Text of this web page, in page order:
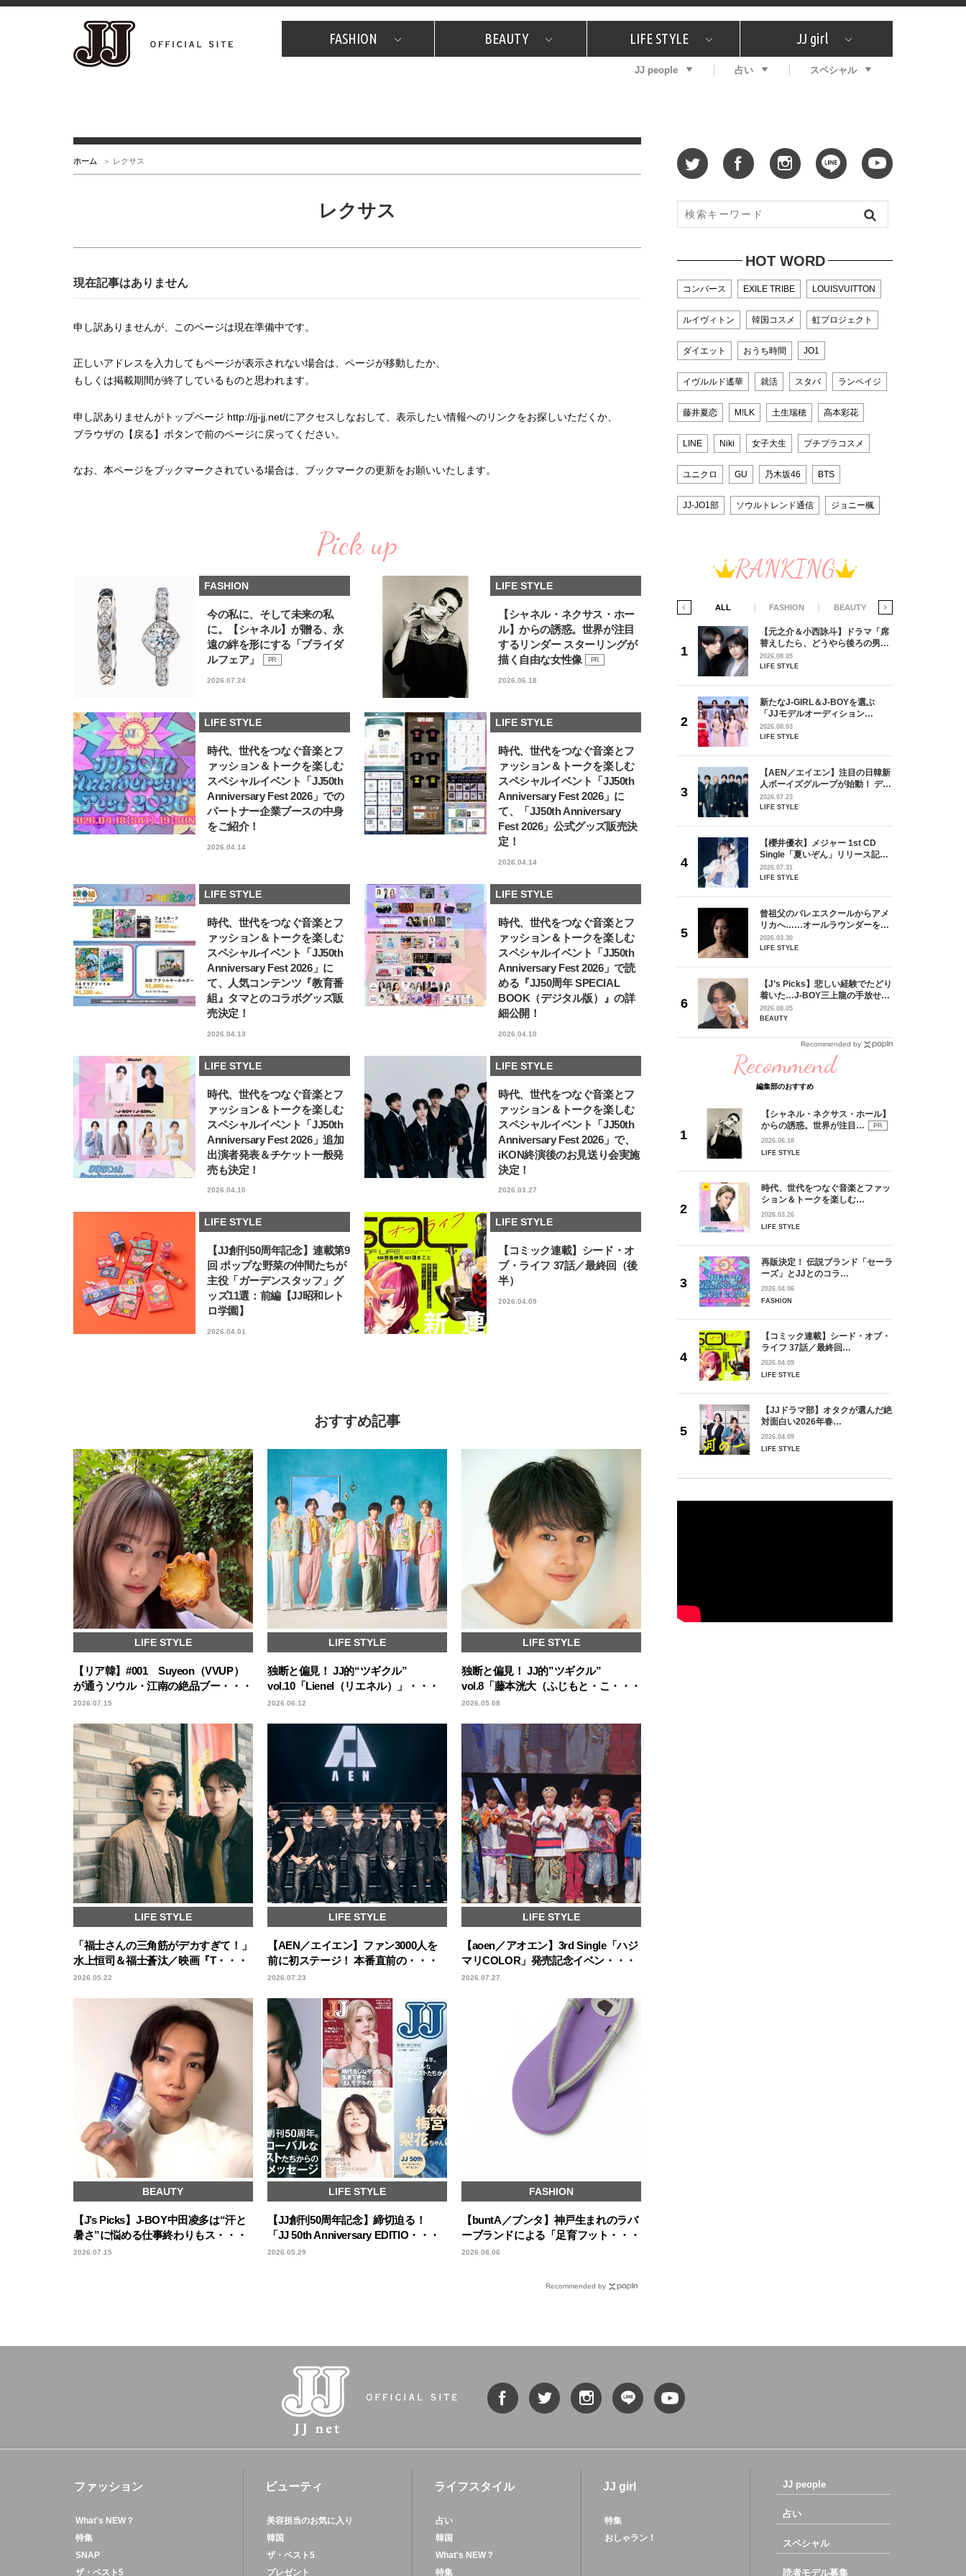
FASHION
JJスタッフの"それどこの"？ プチプラ プレゼント
BEAUTY
コスメ全部試してみた What's NEW？ 特集
LIFE STYLE
JJグルメガイド エンタメ プレゼント
恋愛
JJ girl
特集 おしゃラン！
JJ people 占い スペシャル
ホーム レクサス
レクサス
現在記事はありません
申し訳ありませんが、このページは現在準備中です。
正しいアドレスを入力してもページが表示されない場合は、ページが移動したか、
もしくは掲載期間が終了しているものと思われます。
申し訳ありませんがトップページ http://jj-jj.net/にアクセスしなおして、表示したい情報へのリンクをお探しいただくか、
ブラウザの【戻る】ボタンで前のページに戻ってください。
なお、本ページをブックマークされている場合は、ブックマークの更新をお願いいたします。
Pick up
FASHION
今の私に、そして未来の私
に。【シャネル】が贈る、永
遠の絆を形にする「ブライダ
ルフェア」
PR
2026.07.24
LIFE STYLE
【シャネル・ネクサス・ホー
ル】からの誘惑。世界が注目
するリンダー スターリングが
描く自由な女性像
PR
2026.06.18
LIFE STYLE
時代、世代をつなぐ音楽とフ
ァッション＆トークを楽しむ
スペシャルイベント「JJ50th
Anniversary Fest 2026」での
パートナー企業ブースの中身
をご紹介！
2026.04.14
LIFE STYLE
時代、世代をつなぐ音楽とフ
ァッション＆トークを楽しむ
スペシャルイベント「JJ50th
Anniversary Fest 2026」に
て、「JJ50th Anniversary
Fest 2026」公式グッズ販売決
定！
2026.04.14
LIFE STYLE
時代、世代をつなぐ音楽とフ
ァッション＆トークを楽しむ
スペシャルイベント「JJ50th
Anniversary Fest 2026」に
て、人気コンテンツ『教育番
組』タマとのコラボグッズ販
売決定！
2026.04.13
LIFE STYLE
時代、世代をつなぐ音楽とフ
ァッション＆トークを楽しむ
スペシャルイベント「JJ50th
Anniversary Fest 2026」で読
める『JJ50周年 SPECIAL
BOOK（デジタル版）』の詳
細公開！
2026.04.10
LIFE STYLE
時代、世代をつなぐ音楽とフ
ァッション＆トークを楽しむ
スペシャルイベント「JJ50th
Anniversary Fest 2026」追加
出演者発表＆チケット一般発
売も決定！
2026.04.10
LIFE STYLE
時代、世代をつなぐ音楽とフ
ァッション＆トークを楽しむ
スペシャルイベント「JJ50th
Anniversary Fest 2026」で、
iKON終演後のお見送り会実施
決定！
2026.03.27
LIFE STYLE
【JJ創刊50周年記念】連載第9
回 ポップな野菜の仲間たちが
主役「ガーデンスタッフ」グ
ッズ11選：前編【JJ昭和レト
ロ学園】
2026.04.01
LIFE STYLE
【コミック連載】シード・オ
ブ・ライフ 37話／最終回（後
半）
2026.04.09
おすすめ記事
LIFE STYLE
【リア韓】#001 Suyeon（VVUP）
が通うソウル・江南の絶品ブー・・・
2026.07.15
LIFE STYLE
独断と偏見！ JJ的“ツギクル”
vol.10「Lienel（リエネル）」・・・
2026.06.12
LIFE STYLE
独断と偏見！ JJ的”ツギクル”
vol.8「藤本洸大（ふじもと・こ・・・
2026.05.08
LIFE STYLE
「福士さんの三角筋がデカすぎて！」
水上恒司＆福士蒼汰／映画『T・・・
2026.05.22
LIFE STYLE
【AEN／エイエン】ファン3000人を
前に初ステージ！ 本番直前の・・・
2026.07.23
LIFE STYLE
【aoen／アオエン】3rd Single「ハジ
マリCOLOR」発売記念イベン・・・
2026.07.27
BEAUTY
【J’s Picks】J-BOY中田凌多は“汗と
暑さ”に悩める仕事終わりもス・・・
2026.07.15
LIFE STYLE
【JJ創刊50周年記念】締切迫る！
「JJ 50th Anniversary EDITIO・・・
2026.05.29
FASHION
【buntA／ブンタ】神戸生まれのラバ
ーブランドによる「足育フット・・・
2026.08.06
Recommended by
HOT WORD
コンバース EXILE TRIBE LOUISVUITTON
ルイヴィトン 韓国コスメ 虹プロジェクト
ダイエット おうち時間 JO1
イヴルルド遙華 就活 スタバ ランペイジ
藤井夏恋 M!LK 土生瑞穂 高本彩花
LINE Niki 女子大生 プチプラコスメ
ユニクロ GU 乃木坂46 BTS
JJ-JO1部 ソウルトレンド通信 ジョニー楓
RANKING
ALL FASHION BEAUTY
【J’s Picks】悲しい経験でたどり
着いた…J-BOY三上龍の手放せな
い“オールインワン”アイテム〈ビ
ューティ＆ファッション夏の必需
て？】自称“コスメオタク見習
い”のポーチの中身、拝見しま
【JJ専属モデルの素顔】ビューテ
ィ大好き！ 松川 星のお気に入り
コスメをCHECK
2025.12.16
BEAUTY
【JJ専属モデルの素顔】ツヤと輝
きを放つ美肌を生み出す松川 星の
愛用スキンケア
2025.12.16
BEAUTY
【J’s Picks】J-BOY中田凌多
は“汗と暑さ”に悩める仕事終わり
もスマートに〈ビューティ＆ファ
【元之介＆小西詠斗】ドラマ「席
替えしたら、どうやら後ろの男が
どうやら俺のこと好きらしい」放
送記念インタビュー♡ 「自然と詠
2026.08.05
LIFE STYLE
「JJモデルオーディション
2027」が募集開始！ 予選ブロッ
「新システム」に変わります
2026.08.03
【AEN／エイエン】注目の日韓新
人ボーイズグループが始動！ デビ
ュー目前のフレッシュな面々を独
占インタビュー。7人の魅力に迫
ります♪
2026.07.23
LIFE STYLE
リカへ……オールラウンダーを目
指すダンサーは踊ることが好きす
ぎる【王子様の推しドコロ】
vol.29 三宅啄未さん
2026.03.30
LIFE STYLE
【JJ創刊50周年／歴代専属モデ
ル】藤原紀香が50周年キービジュ
アル撮影に登場！「学生時代に憧
【元之介＆小西詠斗】ドラマ「席
替えしたら、どうやら後ろの男が
どうやら俺のこと好きらしい」放
送記念インタビュー♡ 「自然と詠
2026.08.05
LIFE STYLE
新たなJ-GIRL＆J-BOYを選ぶ
「JJモデルオーディション
2027」が募集開始！ 予選ブロッ
クは候補生の“魅力”を重視した
2026.08.03
LIFE STYLE
【AEN／エイエン】注目の日韓新
人ボーイズグループが始動！ デビ
ュー目前のフレッシュな面々を独
占インタビュー。7人の魅力に迫
2026.07.23
LIFE STYLE
【櫻井優衣】メジャー 1st CD
Single「夏いぞん」リリース記念
イベント♡ ファンと過ごした“最
高の夏時間”
2026.07.31
LIFE STYLE
曾祖父のバレエスクールからアメ
リカへ……オールラウンダーを目
指すダンサーは踊ることが好きす
ぎる【王子様の推しドコロ】
2026.03.30
LIFE STYLE
【J’s Picks】悲しい経験でたどり
着いた…J-BOY三上龍の手放せな
い“オールインワン”アイテム〈ビ
ューティ＆ファッション夏の必需
2026.08.05
BEAUTY
Recommended by
Recommend
編集部のおすすめ
【シャネル・ネクサス・ホール】
からの誘惑。世界が注目…
PR
2026.06.18
LIFE STYLE
時代、世代をつなぐ音楽とファッ
ション＆トークを楽しむ…
2026.03.26
LIFE STYLE
再販決定！ 伝説ブランド「セーラ
ーズ」とJJとのコラ…
2026.04.06
FASHION
【コミック連載】シード・オブ・
ライフ 37話／最終回…
2026.04.09
LIFE STYLE
【JJドラマ部】オタクが選んだ絶
対面白い2026年春…
2026.04.09
LIFE STYLE
ファッション
What's NEW？
特集
SNAP
ザ・ベスト5
ビューティ
美容担当のお気に入り
韓国
ザ・ベスト5
プレゼント
ライフスタイル
占い
韓国
What's NEW？
特集
JJ girl
特集
おしゃラン！
JJ people
占い
スペシャル
読者モデル募集